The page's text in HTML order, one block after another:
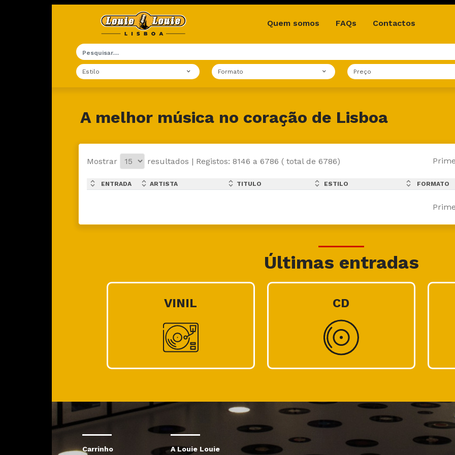
Quem somos FAQs Contactos
Estilo Formato Preço
A melhor música no coração de Lisboa
Mostrar resultados | Registos: 8146 a 6786 ( total de 6786)
expand_less
expand_more ENTRADA expand_less
expand_more ARTISTA expand_less
expand_more TITULO expand_less
expand_more ESTILO expand_less
expand_more FORMATO
Últimas entradas
VINIL CD
Carrinho A Louie Louie